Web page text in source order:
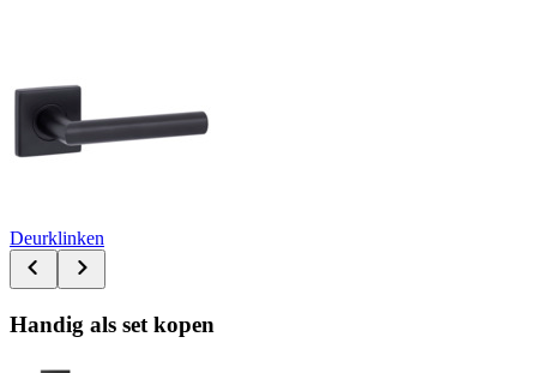
Deurklinken
Handig als set kopen